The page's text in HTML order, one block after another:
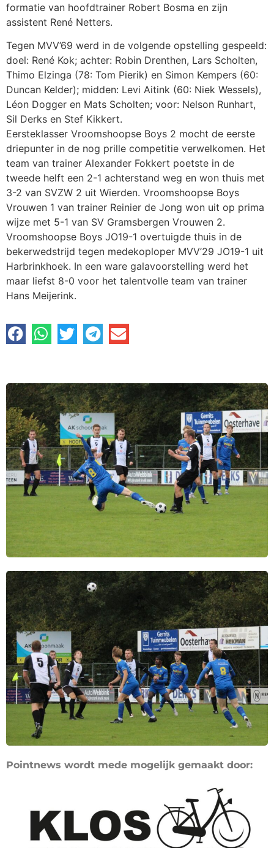
formatie van hoofdtrainer Robert Bosma en zijn
assistent René Netters.
Tegen MVV’69 werd in de volgende opstelling gespeeld:
doel: René Kok; achter: Robin Drenthen, Lars Scholten,
Thimo Elzinga (78: Tom Pierik) en Simon Kempers (60:
Duncan Kelder); midden: Levi Aitink (60: Niek Wessels),
Léon Dogger en Mats Scholten; voor: Nelson Runhart,
Sil Derks en Stef Kikkert.
Eersteklasser Vroomshoopse Boys 2 mocht de eerste
driepunter in de nog prille competitie verwelkomen. Het
team van trainer Alexander Fokkert poetste in de
tweede helft een 2-1 achterstand weg en won thuis met
3-2 van SVZW 2 uit Wierden. Vroomshoopse Boys
Vrouwen 1 van trainer Reinier de Jong won uit op prima
wijze met 5-1 van SV Gramsbergen Vrouwen 2.
Vroomshoopse Boys JO19-1 overtuigde thuis in de
bekerwedstrijd tegen medekoploper MVV’29 JO19-1 uit
Harbrinkhoek. In een ware galavoorstelling werd het
maar liefst 8-0 voor het talentvolle team van trainer
Hans Meijerink.
Pointnews wordt mede mogelijk gemaakt door: